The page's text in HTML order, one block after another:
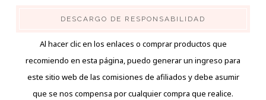
DESCARGO DE RESPONSABILIDAD
Al hacer clic en los enlaces o comprar productos que
recomiendo en esta página, puedo generar un ingreso para
este sitio web de las comisiones de afiliados y debe asumir
que se nos compensa por cualquier compra que realice.